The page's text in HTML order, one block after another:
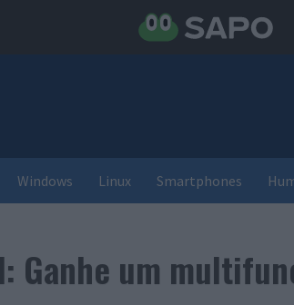
Windows Linux Smartphones
Ganhe um